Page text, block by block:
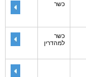
כשר
כשר
למהדרין